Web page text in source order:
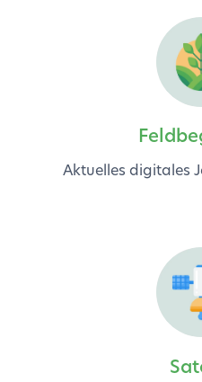
Aktuelles digitales